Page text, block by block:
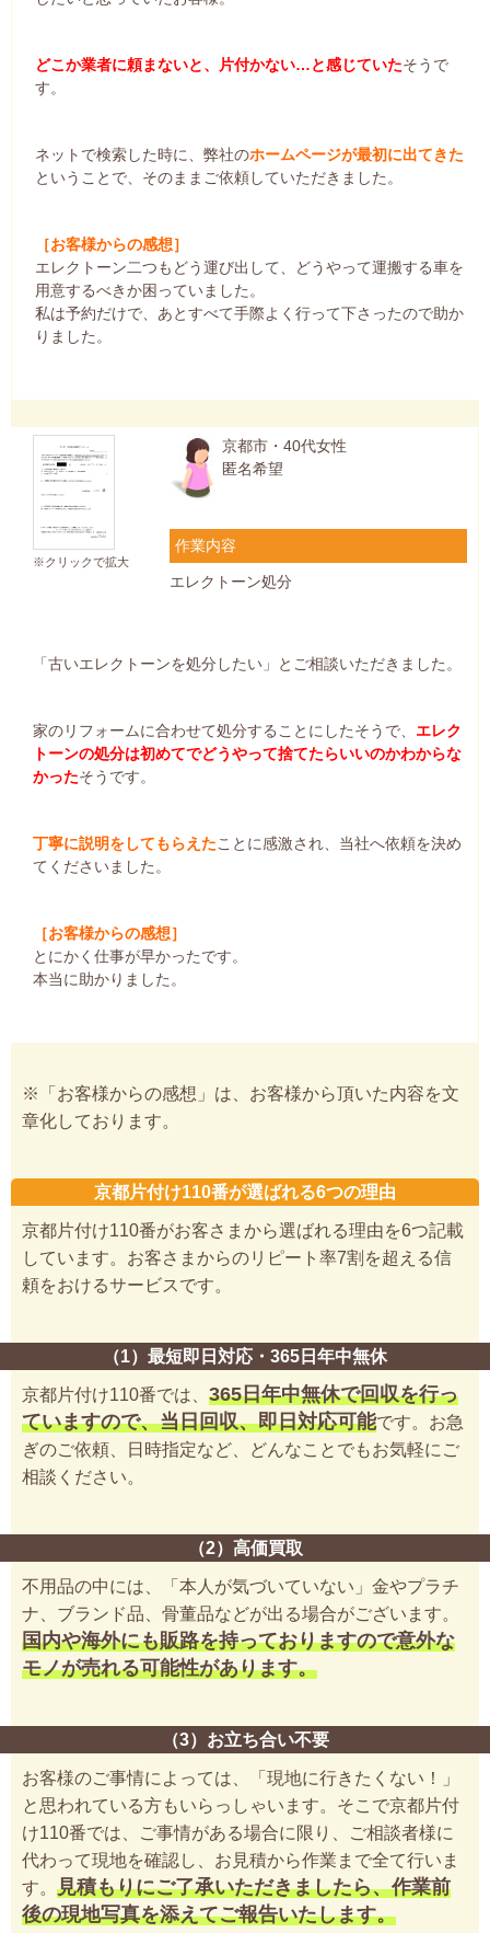
どこか業者に頼まないと、片付かない…と感じていたそうで
す。
ネットで検索した時に、弊社のホームページが最初に出てきた
ということで、そのままご依頼していただきました。
［お客様からの感想］
エレクトーン二つもどう運び出して、どうやって運搬する車を
用意するべきか困っていました。
私は予約だけで、あとすべて手際よく行って下さったので助か
りました。
※クリックで拡大
京都市・40代女性
匿名希望
作業内容
エレクトーン処分
「古いエレクトーンを処分したい」とご相談いただきました。
家のリフォームに合わせて処分することにしたそうで、 エレク
トーンの処分は初めてでどうやって捨てたらいいのかわからな
かったそうです。
丁寧に説明をしてもらえたことに感激され、当社へ依頼を決め
てくださいました。
［お客様からの感想］
とにかく仕事が早かったです。
本当に助かりました。
※「お客様からの感想」は、お客様から頂いた内容を文
章化しております。
京都片付け110番が選ばれる6つの理由
京都片付け110番がお客さまから選ばれる理由を6つ記載
しています。お客さまからのリピート率7割を超える信
頼をおけるサービスです。
（1）最短即日対応・365日年中無休
京都片付け110番では、 365日年中無休で回収を行っ
ていますので、当日回収、即日対応可能です。お急
ぎのご依頼、日時指定など、どんなことでもお気軽にご
相談ください。
（2）高価買取
不用品の中には、「本人が気づいていない」金やプラチ
ナ、ブランド品、骨董品などが出る場合がございます。
国内や海外にも販路を持っておりますので意外な
モノが売れる可能性があります。
（3）お立ち合い不要
お客様のご事情によっては、「現地に行きたくない！」
と思われている方もいらっしゃいます。そこで京都片付
け110番では、ご事情がある場合に限り、ご相談者様に
代わって現地を確認し、お見積から作業まで全て行いま
す。 見積もりにご了承いただきましたら、作業前
後の現地写真を添えてご報告いたします。